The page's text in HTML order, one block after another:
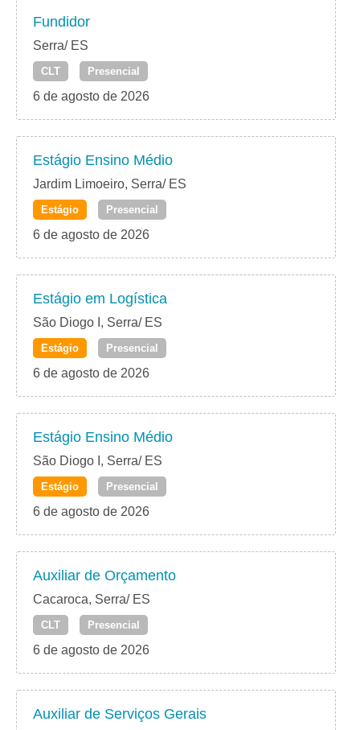
Fundidor
Serra/ ES
CLT Presencial
6 de agosto de 2026
Estágio Ensino Médio
Jardim Limoeiro, Serra/ ES
Estágio Presencial
6 de agosto de 2026
Estágio em Logística
São Diogo I, Serra/ ES
Estágio Presencial
6 de agosto de 2026
Estágio Ensino Médio
São Diogo I, Serra/ ES
Estágio Presencial
6 de agosto de 2026
Auxiliar de Orçamento
Cacaroca, Serra/ ES
CLT Presencial
6 de agosto de 2026
Auxiliar de Serviços Gerais